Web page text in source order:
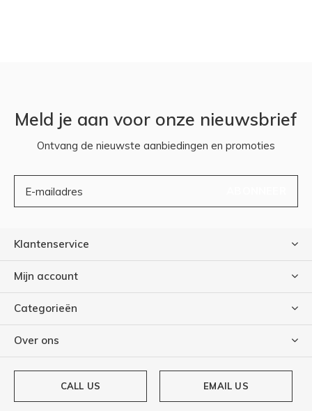
Meld je aan voor onze nieuwsbrief
Ontvang de nieuwste aanbiedingen en promoties
Klantenservice
Mijn account
Categorieën
Over ons
CALL US EMAIL US